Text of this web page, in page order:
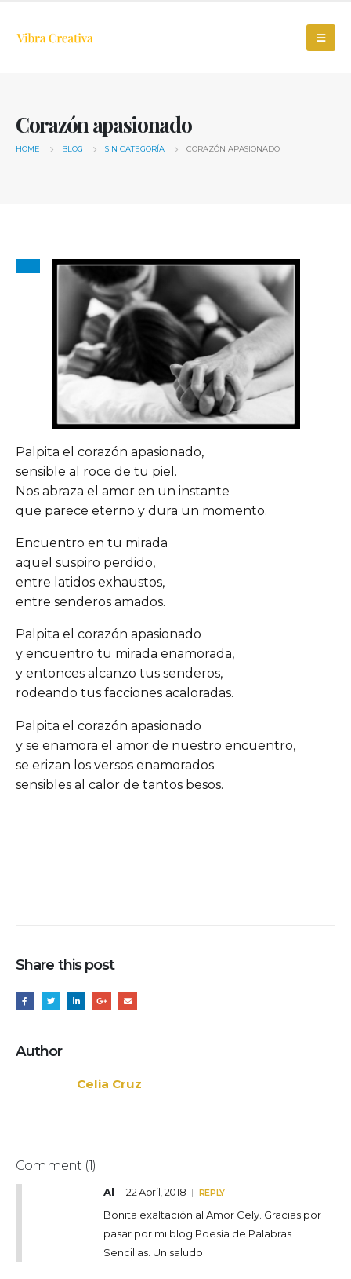
Corazón apasionado
HOME BLOG SIN CATEGORÍA CORAZÓN APASIONADO
Palpita el corazón apasionado,
sensible al roce de tu piel.
Nos abraza el amor en un instante
que parece eterno y dura un momento.
Encuentro en tu mirada
aquel suspiro perdido,
entre latidos exhaustos,
entre senderos amados.
Palpita el corazón apasionado
y encuentro tu mirada enamorada,
y entonces alcanzo tus senderos,
rodeando tus facciones acaloradas.
Palpita el corazón apasionado
y se enamora el amor de nuestro encuentro,
se erizan los versos enamorados
sensibles al calor de tantos besos.
Share this post
Author
Celia Cruz
Comment (1)
Al 22 Abril, 2018 REPLY
Bonita exaltación al Amor Cely. Gracias por
pasar por mi blog Poesía de Palabras
Sencillas. Un saludo.